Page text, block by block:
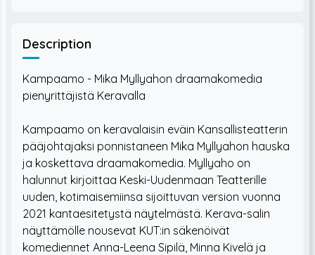
Description
Kampaamo - Mika Myllyahon draamakomedia
pienyrittäjistä Keravalla
Kampaamo on keravalaisin eväin Kansallisteatterin
pääjohtajaksi ponnistaneen Mika Myllyahon hauska
ja koskettava draamakomedia. Myllyaho on
halunnut kirjoittaa Keski-Uudenmaan Teatterille
uuden, kotimaisemiinsa sijoittuvan version vuonna
2021 kantaesitetystä näytelmästä. Kerava-salin
näyttämölle nousevat KUT:in säkenöivät
komediennet Anna-Leena Sipilä, Minna Kivelä ja